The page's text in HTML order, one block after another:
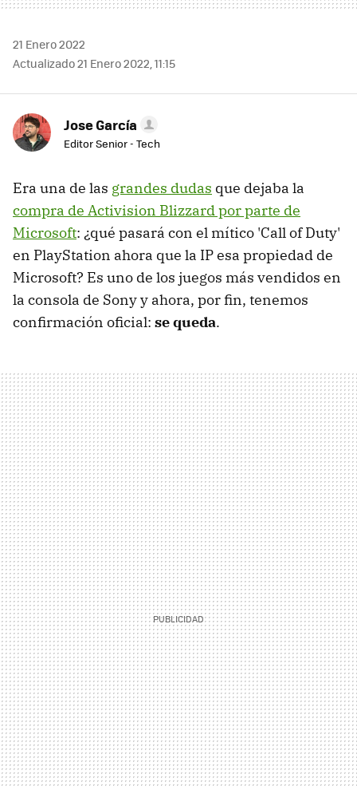
21 Enero 2022
Actualizado 21 Enero 2022, 11:15
Jose García
Editor Senior - Tech
Era una de las grandes dudas que dejaba la
compra de Activision Blizzard por parte de
Microsoft: ¿qué pasará con el mítico 'Call of Duty'
en PlayStation ahora que la IP esa propiedad de
Microsoft? Es uno de los juegos más vendidos en
la consola de Sony y ahora, por fin, tenemos
confirmación oficial: se queda.